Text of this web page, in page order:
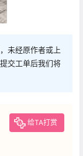
未经原作者或上
交工单后我们将
给TA打赏